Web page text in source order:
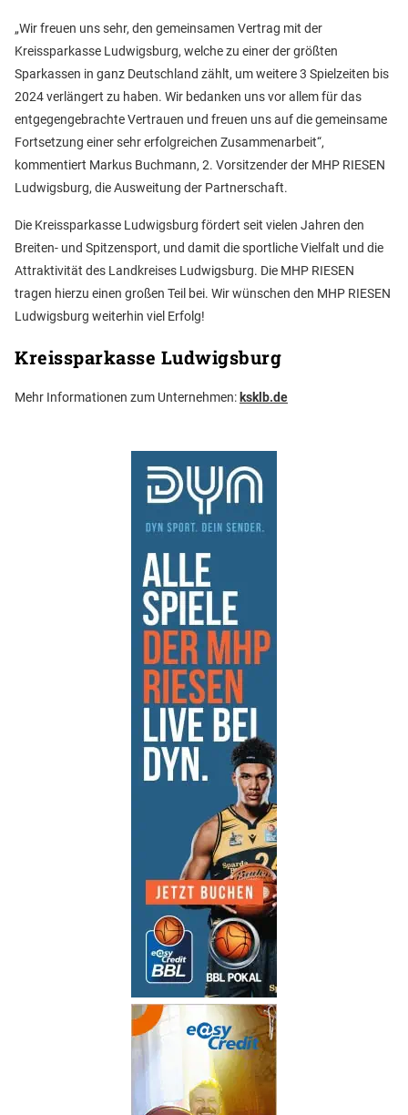
„Wir freuen uns sehr, den gemeinsamen Vertrag mit der
Kreissparkasse Ludwigsburg, welche zu einer der größten
Sparkassen in ganz Deutschland zählt, um weitere 3 Spielzeiten bis
2024 verlängert zu haben. Wir bedanken uns vor allem für das
entgegengebrachte Vertrauen und freuen uns auf die gemeinsame
Fortsetzung einer sehr erfolgreichen Zusammenarbeit“,
kommentiert Markus Buchmann, 2. Vorsitzender der MHP RIESEN
Ludwigsburg, die Ausweitung der Partnerschaft.
Die Kreissparkasse Ludwigsburg fördert seit vielen Jahren den
Breiten- und Spitzensport, und damit die sportliche Vielfalt und die
Attraktivität des Landkreises Ludwigsburg. Die MHP RIESEN
tragen hierzu einen großen Teil bei. Wir wünschen den MHP RIESEN
Ludwigsburg weiterhin viel Erfolg!
Kreissparkasse Ludwigsburg
Mehr Informationen zum Unternehmen: ksklb.de